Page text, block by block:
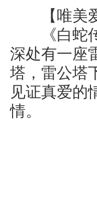
【唯美爱
《白蛇传
深处有一座
塔，雷公塔
见证真爱的
情。